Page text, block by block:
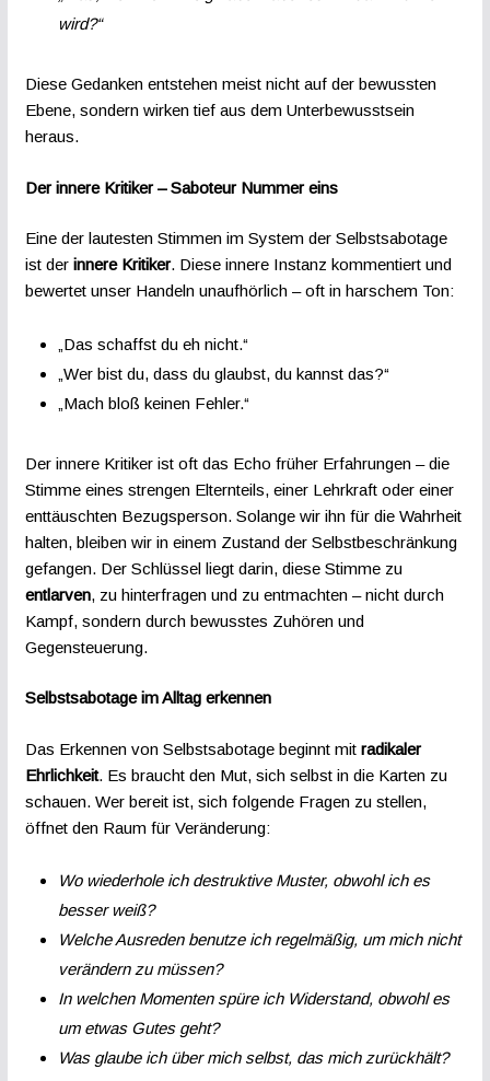
wird?“
Diese Gedanken entstehen meist nicht auf der bewussten
Ebene, sondern wirken tief aus dem Unterbewusstsein
heraus.
Der innere Kritiker – Saboteur Nummer eins
Eine der lautesten Stimmen im System der Selbstsabotage
ist der innere Kritiker. Diese innere Instanz kommentiert und
bewertet unser Handeln unaufhörlich – oft in harschem Ton:
„Das schaffst du eh nicht.“
„Wer bist du, dass du glaubst, du kannst das?“
„Mach bloß keinen Fehler.“
Der innere Kritiker ist oft das Echo früher Erfahrungen – die
Stimme eines strengen Elternteils, einer Lehrkraft oder einer
enttäuschten Bezugsperson. Solange wir ihn für die Wahrheit
halten, bleiben wir in einem Zustand der Selbstbeschränkung
gefangen. Der Schlüssel liegt darin, diese Stimme zu
entlarven, zu hinterfragen und zu entmachten – nicht durch
Kampf, sondern durch bewusstes Zuhören und
Gegensteuerung.
Selbstsabotage im Alltag erkennen
Das Erkennen von Selbstsabotage beginnt mit radikaler
Ehrlichkeit. Es braucht den Mut, sich selbst in die Karten zu
schauen. Wer bereit ist, sich folgende Fragen zu stellen,
öffnet den Raum für Veränderung:
Wo wiederhole ich destruktive Muster, obwohl ich es
besser weiß?
Welche Ausreden benutze ich regelmäßig, um mich nicht
verändern zu müssen?
In welchen Momenten spüre ich Widerstand, obwohl es
um etwas Gutes geht?
Was glaube ich über mich selbst, das mich zurückhält?